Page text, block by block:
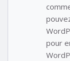
pour